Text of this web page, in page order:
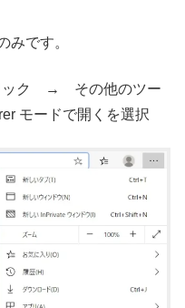
みです。
ック → その他のツー
モードで開くを選択